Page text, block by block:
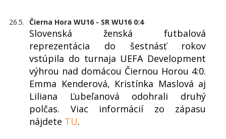
26.5. Čierna Hora WU16 - SR WU16 0:4
Slovenská ženská futbalová
reprezentácia do šestnásť rokov
vstúpila do turnaja UEFA Development
výhrou nad domácou Čiernou Horou 4:0.
Emma Kenderová, Kristínka Maslová aj
Liliana Ľubeľanová odohrali druhý
polčas. Viac informácií zo zápasu
nájdete TU.